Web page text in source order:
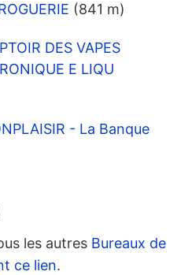
(841 m)
DES VAPES
E LIQU
- La Banque
les autres Bureaux de
ce lien.